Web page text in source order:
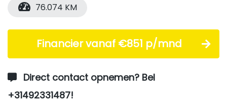
76.074 KM
Financier vanaf €851 p/mnd
Direct contact opnemen? Bel
+31492331487!